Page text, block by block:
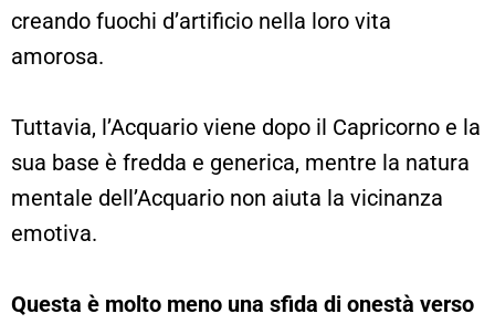
creando fuochi d’artificio nella loro vita
amorosa.
Tuttavia, l’Acquario viene dopo il Capricorno e la
sua base è fredda e generica, mentre la natura
mentale dell’Acquario non aiuta la vicinanza
emotiva.
Questa è molto meno una sfida di onestà verso